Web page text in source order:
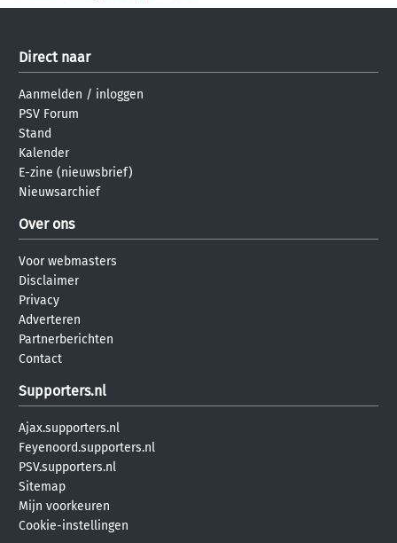
Direct naar
Aanmelden / inloggen
PSV Forum
Stand
Kalender
E-zine (nieuwsbrief)
Nieuwsarchief
Over ons
Voor webmasters
Disclaimer
Privacy
Adverteren
Partnerberichten
Contact
Supporters.nl
Ajax.supporters.nl
Feyenoord.supporters.nl
PSV.supporters.nl
Sitemap
Mijn voorkeuren
Cookie-instellingen